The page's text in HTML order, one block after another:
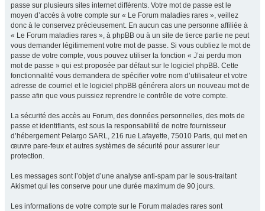
passe sur plusieurs sites internet différents. Votre mot de passe est le
moyen d’accès à votre compte sur « Le Forum maladies rares », veillez
donc à le conservez précieusement. En aucun cas une personne affiliée à
« Le Forum maladies rares », à phpBB ou à un site de tierce partie ne peut
vous demander légitimement votre mot de passe. Si vous oubliez le mot de
passe de votre compte, vous pouvez utiliser la fonction « J’ai perdu mon
mot de passe » qui est proposée par défaut sur le logiciel phpBB. Cette
fonctionnalité vous demandera de spécifier votre nom d’utilisateur et votre
adresse de courriel et le logiciel phpBB générera alors un nouveau mot de
passe afin que vous puissiez reprendre le contrôle de votre compte.
La sécurité des accès au Forum, des données personnelles, des mots de
passe et identifiants, est sous la responsabilité de notre fournisseur
d’hébergement Pelargo SARL, 216 rue Lafayette, 75010 Paris, qui met en
œuvre pare-feux et autres systèmes de sécurité pour assurer leur
protection.
Les messages sont l’objet d’une analyse anti-spam par le sous-traitant
Akismet qui les conserve pour une durée maximum de 90 jours.
Les informations de votre compte sur le Forum malades rares sont